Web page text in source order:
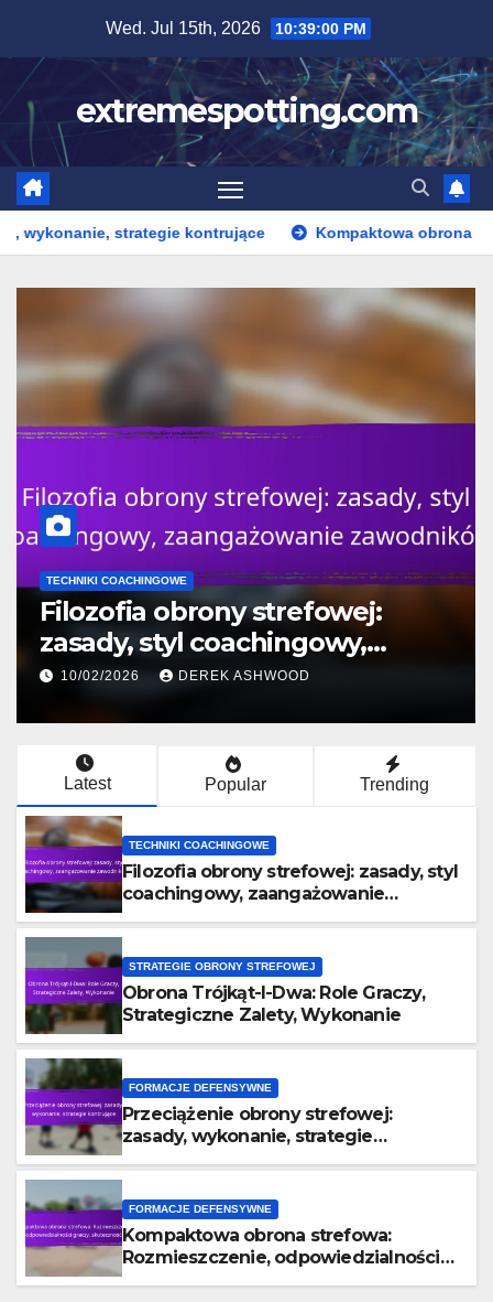
content
Wed. Jul 15th, 2026 10:39:01 PM
extremespotting.com
kontrujące Kompaktowa obrona strefowa:
TECHNIKI COACHINGOWE
Filozofia obrony strefowej:
zasady, styl coachingowy,
zaangażowanie zawodników
10/02/2026 DEREK ASHWOOD
Latest Popular Trending
TECHNIKI COACHINGOWE
Filozofia obrony strefowej: zasady, styl
coachingowy, zaangażowanie
STRATEGIE OBRONY STREFOWEJ
Obrona Trójkąt-I-Dwa: Role Graczy,
Strategiczne Zalety, Wykonanie
FORMACJE DEFENSYWNE
Przeciążenie obrony strefowej:
zasady, wykonanie, strategie
FORMACJE DEFENSYWNE
Kompaktowa obrona strefowa:
Rozmieszczenie, odpowiedzialności